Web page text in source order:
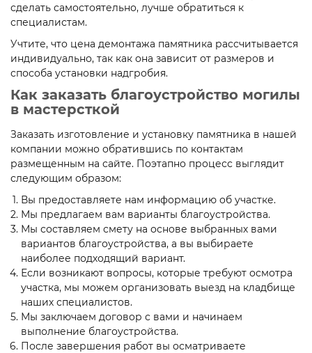
сделать самостоятельно, лучше обратиться к
специалистам.
Учтите, что цена демонтажа памятника рассчитывается
индивидуально, так как она зависит от размеров и
способа установки надгробия.
Как заказать благоустройство могилы
в мастерсткой
Заказать изготовление и установку памятника в нашей
компании можно обратившись по контактам
размещенным на сайте. Поэтапно процесс выглядит
следующим образом:
Вы предоставляете нам информацию об участке.
Мы предлагаем вам варианты благоустройства.
Мы составляем смету на основе выбранных вами
вариантов благоустройства, а вы выбираете
наиболее подходящий вариант.
Если возникают вопросы, которые требуют осмотра
участка, мы можем организовать выезд на кладбище
наших специалистов.
Мы заключаем договор с вами и начинаем
выполнение благоустройства.
После завершения работ вы осматриваете